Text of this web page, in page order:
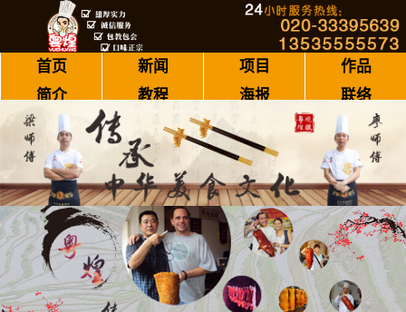
首页 新闻 项目
作品
简介
教程 海报 联络